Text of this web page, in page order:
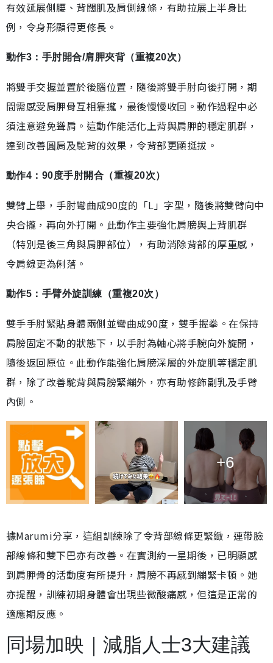
有效延展側腰、背闊肌及肩側線條，有助拉展上半身比
例，令身形顯得更修長。
動作3：手肘開合/肩胛夾背（重複20次）
將雙手交握並置於後腦位置，隨後將雙手肘向後打開，期
間需感受肩胛骨互相靠攏，最後慢慢收回。動作過程中必
須注意避免聳肩。這動作能活化上背與肩胛的穩定肌群，
達到改善圓肩及駝背的效果，令背部更顯挺拔。
動作4：90度手肘開合（重複20次）
雙臂上舉，手肘彎曲成90度的「L」字型，隨後將雙臂向中
央合攏，再向外打開。此動作主要強化肩膀與上背肌群
（特別是後三角與肩胛部位），有助消除背部的厚重感，
令肩線更為俐落。
動作5：手臂外旋訓練（重複20次）
雙手手肘緊貼身體兩側並彎曲成90度，雙手握拳。在保持
肩膀固定不動的狀態下，以手肘為軸心將手腕向外旋開，
隨後返回原位。此動作能強化肩膀深層的外旋肌等穩定肌
群，除了改善駝背與肩膀緊繃外，亦有助修飾副乳及手臂
內側。
+6
據Marumi分享，這組訓練除了令背部線條更緊緻，連帶臉
部線條和雙下巴亦有改善。在實測約一星期後，已明顯感
到肩胛骨的活動度有所提升，肩膀不再感到繃緊卡頓。她
亦提醒，訓練初期身體會出現些微酸痛感，但這是正常的
適應期反應。
同場加映｜減脂人士3大建議